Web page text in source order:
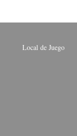
Local de Juego